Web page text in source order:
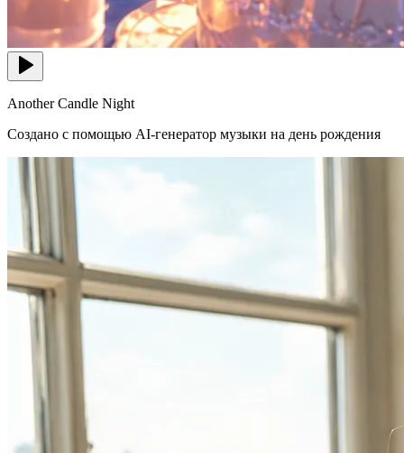
Another Candle Night
Создано с помощью AI-генератор музыки на день рождения